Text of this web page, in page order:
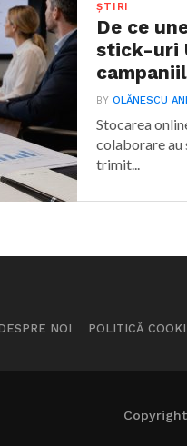
ȘTIRI
De ce
stick-uri
BYOLĂNESCU
Stocarea
colaborare au
trimit...
NOI POLITICĂ
Copyright